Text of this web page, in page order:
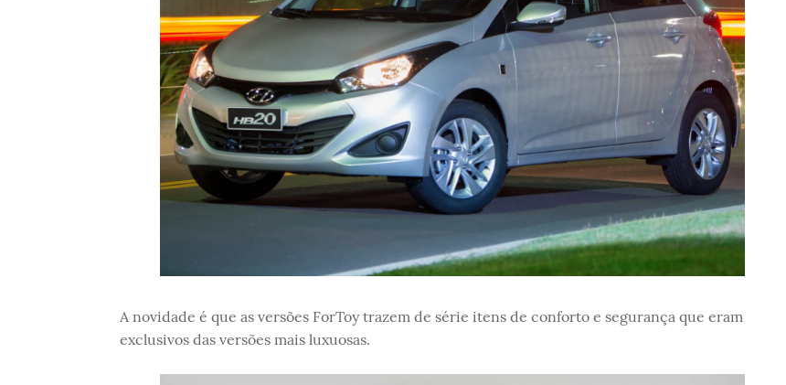
A novidade é que as versões ForToy trazem de série itens de conforto e segurança que eram
exclusivos das versões mais luxuosas.